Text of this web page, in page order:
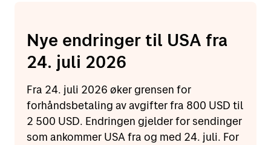
Nye endringer til USA fra
24. juli 2026
Fra 24. juli 2026 øker grensen for
forhåndsbetaling av avgifter fra 800 USD til
2 500 USD. Endringen gjelder for sendinger
som ankommer USA fra og med 24. juli. For